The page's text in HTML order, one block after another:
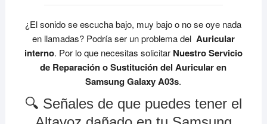
¿El sonido se escucha bajo, muy bajo o no se oye nada
en llamadas? Podría ser un problema del Auricular
interno. Por lo que necesitas solicitar Nuestro Servicio
de Reparación o Sustitución del Auricular en
Samsung Galaxy A03s.
🔍 Señales de que puedes tener el